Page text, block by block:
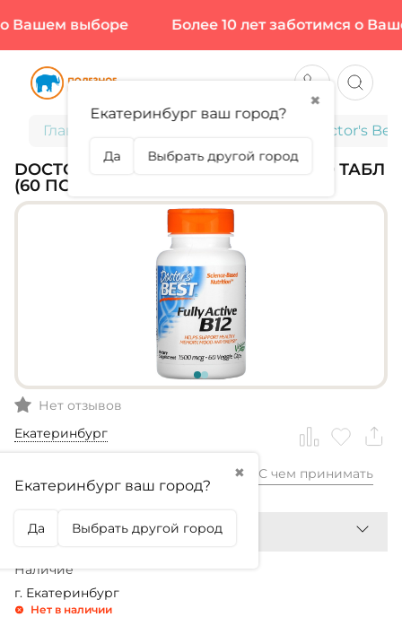
Вашем выборе Более 10 лет заботимся о
Главная Doctor's
DOCTOR'S BEST, FULLY ACTIVE B12, 60 ТАБЛ
(60 ПОРЦИЙ)
Нет отзывов
Екатеринбург
✖
Екатеринбург ваш город?
Да Выбрать другой город
1 399,99₽ С чем принимать
Наличие
г. Екатеринбург
Нет в наличии
✖
Екатеринбург ваш город?
Да Выбрать другой город